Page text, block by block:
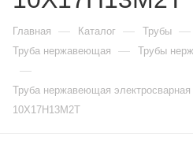
Главная — Каталог — Трубы —
Труба нержавеющая — Трубы
—
Труба нержавеющая
10Х17Н13М2Т